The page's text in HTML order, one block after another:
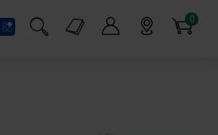
Suchfeld einblenden
Markt-Angebote 0
Artikel